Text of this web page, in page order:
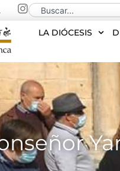
LA DIÓCESIS